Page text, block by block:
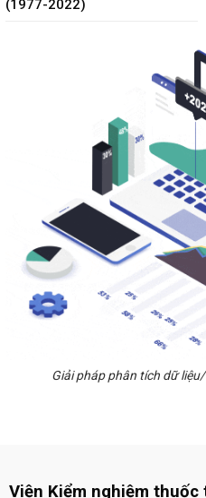
(1977-2022)
Giải pháp phân tích dữ
Viện Kiểm nghiệm thuốc